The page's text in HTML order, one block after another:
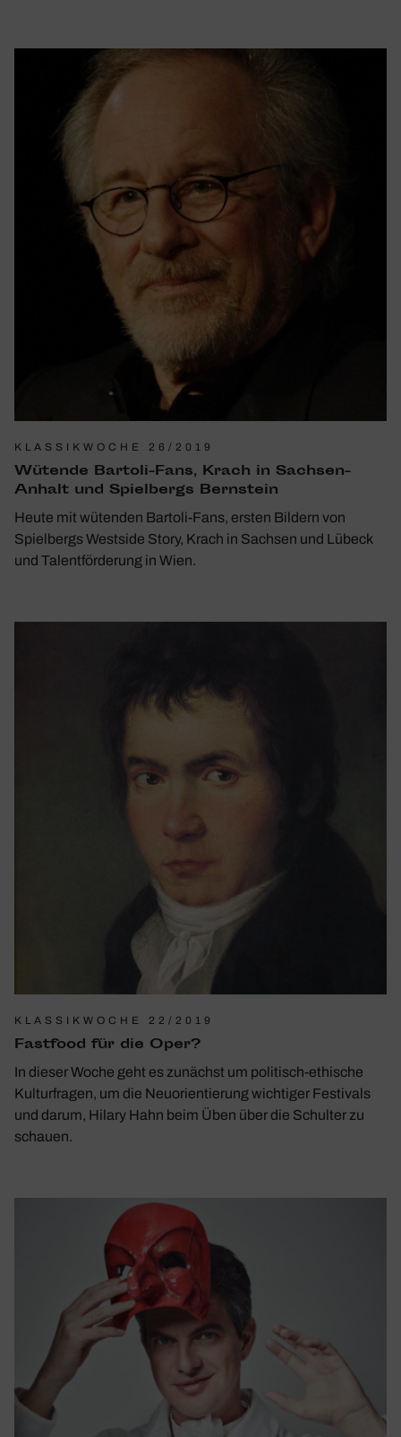
KLASSIKWOCHE 26/2019
Wütende Bartoli-Fans, Krach in Sachsen-
Anhalt und Spiel­bergs Bern­stein
Heute mit wütenden Bartoli-Fans, ersten Bildern von
Spiel­bergs West­side Story, Krach in Sachsen und Lübeck
und Talent­för­de­rung in Wien.
KLASSIKWOCHE 22/2019
Fast­food für die Oper?
In dieser Woche geht es zunächst um poli­tisch-ethi­sche
Kultur­fragen, um die Neuori­en­tie­rung wich­tiger Festi­vals
und darum, Hilary Hahn beim Üben über die Schulter zu
schauen.